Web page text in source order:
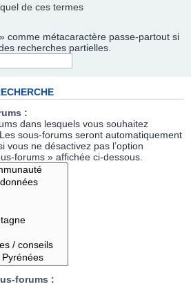
de ces termes
comme métacaractère passe-partout si
recherches partielles.
:
dans lesquels vous souhaitez
sous-forums seront automatiquement
vous ne désactivez pas l’option
forums » affichée ci-dessous.
forums :